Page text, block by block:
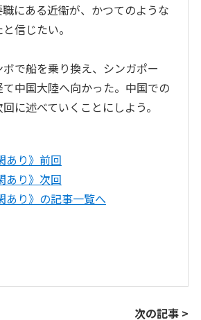
にある近衞が、かつてのような
信じたい。
で船を乗り換え、シンガポー
中国大陸へ向かった。中国での
に述べていくことにしよう。
あり》前回
あり》次回
あり》の記事一覧へ
次の記事 >